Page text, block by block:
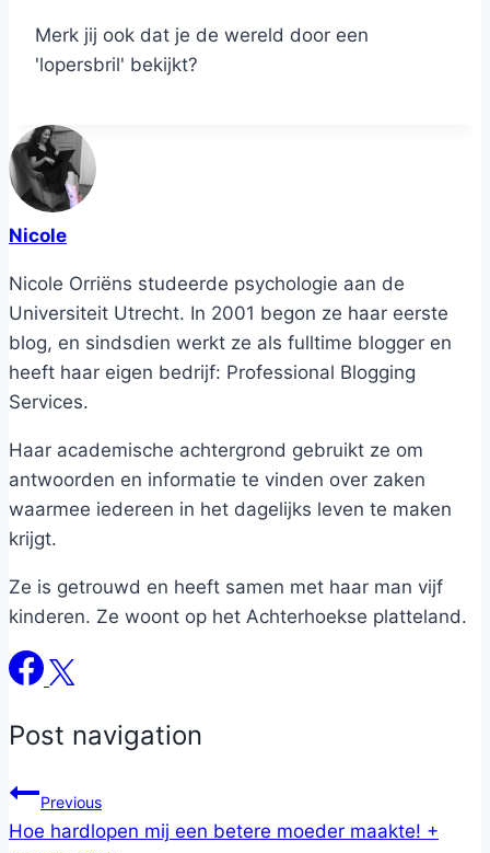
Merk jij ook dat je de wereld door een
'lopersbril' bekijkt?
Nicole
Nicole Orriëns studeerde psychologie aan de
Universiteit Utrecht. In 2001 begon ze haar eerste
blog, en sindsdien werkt ze als fulltime blogger en
heeft haar eigen bedrijf: Professional Blogging
Services.
Haar academische achtergrond gebruikt ze om
antwoorden en informatie te vinden over zaken
waarmee iedereen in het dagelijks leven te maken
krijgt.
Ze is getrouwd en heeft samen met haar man vijf
kinderen. Ze woont op het Achterhoekse platteland.
Post navigation
Previous
Hoe hardlopen mij een betere moeder maakte! +